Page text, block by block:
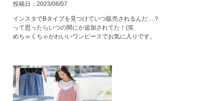
投稿日 2023/06/07
インスタでBタイプを見つけていつ販売されるんだ…？
って思ったらいつの間にか追加されてた！(笑
めちゃくちゃかわいいワンピースでお気に入りです。